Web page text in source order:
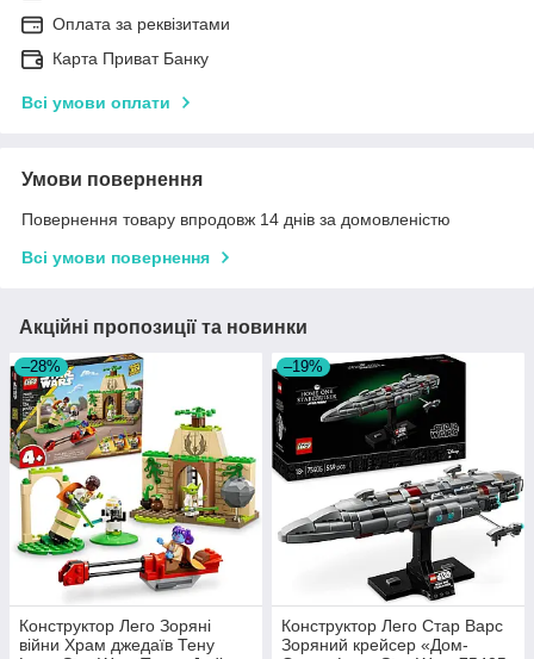
Оплата за реквізитами
Карта Приват Банку
Всі умови оплати
Умови повернення
Повернення товару впродовж 14 днів за домовленістю
Всі умови повернення
Акційні пропозиції та новинки
–28%
Конструктор Лего Зоряні
війни Храм джедаїв Тену
–19%
Конструктор Лего Стар Варс
Зоряний крейсер «Дом-